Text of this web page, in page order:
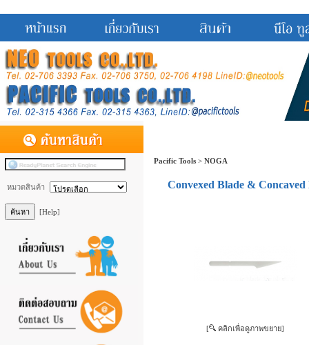
หมวดสินค้า
[Help]
Pacific Tools > NOGA
Convexed Blade & Concaved
[ คลิกเพื่อดูภาพขยาย]